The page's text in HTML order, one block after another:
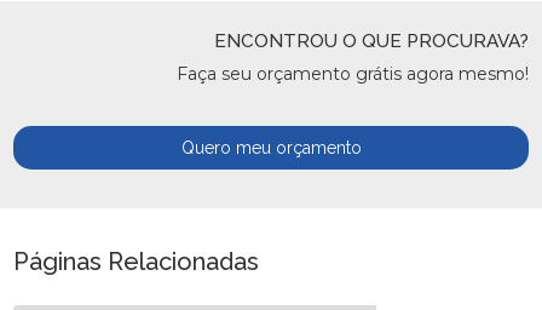
ENCONTROU O QUE PROCURAVA?
Faça seu orçamento grátis agora mesmo!
Quero meu orçamento
Páginas Relacionadas